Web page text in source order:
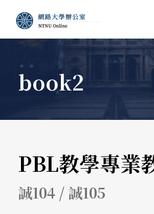
book2
PBL教學專業
誠104 / 誠105